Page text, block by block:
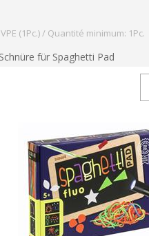
(1Pc.) / Quantité minimum: 1Pc.
für Spaghetti Pad